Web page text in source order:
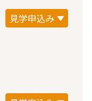
見学申込み